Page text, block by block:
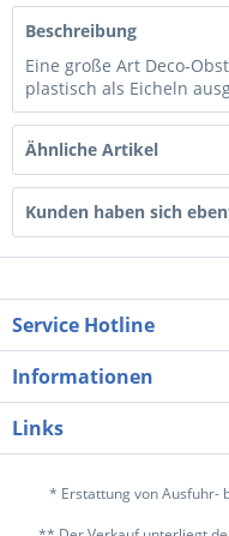
Beschreibung
Eine große Art Deco-
plastisch als Eicheln
Ähnliche Artikel
Kunden haben sich
Service Hotline
Informationen
Links
* Erstattung von Ausfuhr-